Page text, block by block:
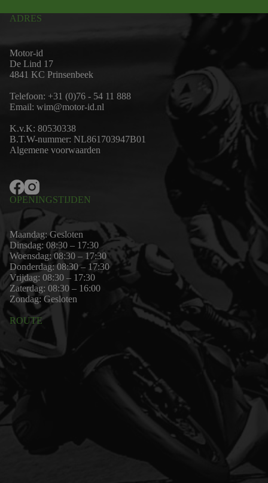
ADRES
Motor-id
De Lind 17
4841 KC Prinsenbeek
Telefoon: +31 (0)76 - 54 11 888
Email: wim@motor-id.nl
K.v.K: 80530338
B.T.W-nummer: NL861703947B01
Algemene voorwaarden
OPENINGSTIJDEN
Maandag: Gesloten
Dinsdag: 08:30 – 17:30
Woensdag: 08:30 – 17:30
Donderdag: 08:30 – 17:30
Vrijdag: 08:30 – 17:30
Zaterdag: 08:30 – 16:00
Zondag: Gesloten
ROUTE